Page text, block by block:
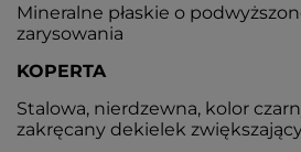
Mineralne płaskie o
zarysowania
KOPERTA
Stalowa, nierdzewna, kolor
zakręcany dekielek